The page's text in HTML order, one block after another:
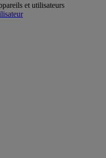
et utilisateurs